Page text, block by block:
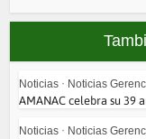
Noticias • Noticias
AMANAC celebra su 39
Noticias • Noticias